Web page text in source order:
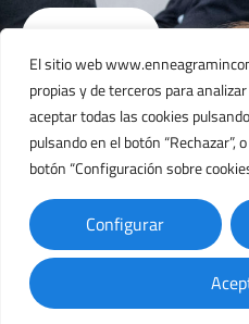
El sitio web
propias y de terceros para
aceptar todas las cookies
pulsando en el botón “Rechazar”,
botón “Configuración sobre
Configurar